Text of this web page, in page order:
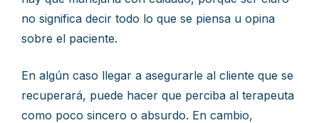
no significa decir todo lo que se piensa u opina
sobre el paciente.
En algún caso llegar a asegurarle al cliente que se
recuperará, puede hacer que perciba al terapeuta
como poco sincero o absurdo. En cambio,